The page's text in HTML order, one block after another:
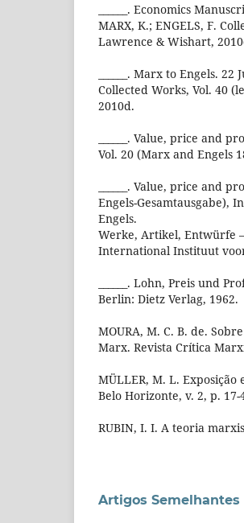
______. Economics
MARX, K.; ENGELS, F.
Lawrence & Wishart,
______. Marx to Engels.
Collected Works, Vol. 40
2010d.
______. Value, price and
Vol. 20 (Marx and Engels
______. Value, price and
Engels-Gesamtausgabe),
Engels.
Werke, Artikel, Entwürfe
International Instituut
______. Lohn, Preis und
Berlin: Dietz Verlag, 1962.
MOURA, M. C. B. de.
Marx. Revista Crítica
MÜLLER, M. L. Exposição
Belo Horizonte, v. 2, p. 17-
RUBIN, I. I. A teoria
Artigos Semelhantes